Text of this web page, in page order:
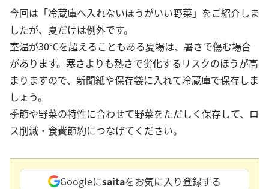
今回は「冷蔵庫へ入れないほうがいい野菜」をご紹介しま
したが、夏だけは例外です。
室温が30℃を超えることもある夏場は、暑さで傷む場合
があります。寒さよりも熱さで劣化するリスクのほうが高
まりますので、新聞紙や保存袋に入れて冷蔵庫で保存しま
しょう。
季節や野菜の特性に合わせて野菜をただしく保存して、ロ
ス削減・食費節約につなげてください。
Googleにsaitaをお気に入り登録する